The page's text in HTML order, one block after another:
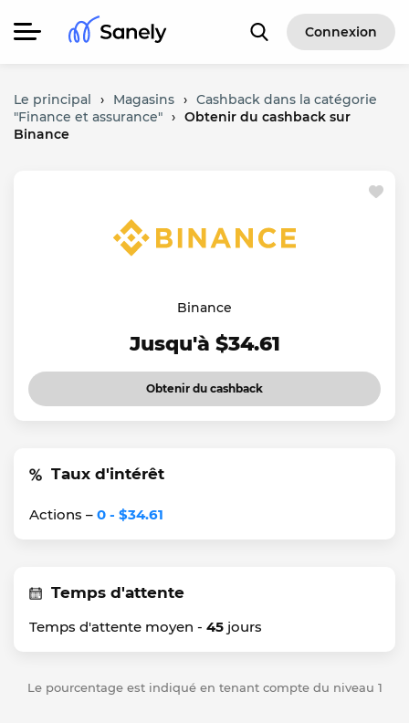
Connexion
Le principal › Magasins › Cashback dans la catégorie
"Finance et assurance" › Obtenir du cashback sur
Binance
Binance
Jusqu'à $34.61
Obtenir du cashback
Taux d'intérêt
Actions – 0 - $34.61
Temps d'attente
Temps d'attente moyen - 45 jours
Le pourcentage est indiqué en tenant compte du niveau 1